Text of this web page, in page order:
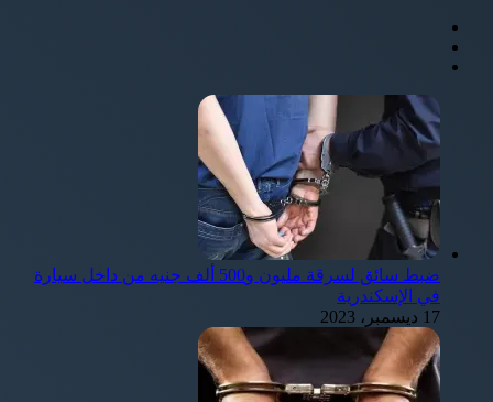
ضبط سائق لسرقة مليون و500 ألف جنيه من داخل سيارة
في الإسكندرية
17 ديسمبر، 2023